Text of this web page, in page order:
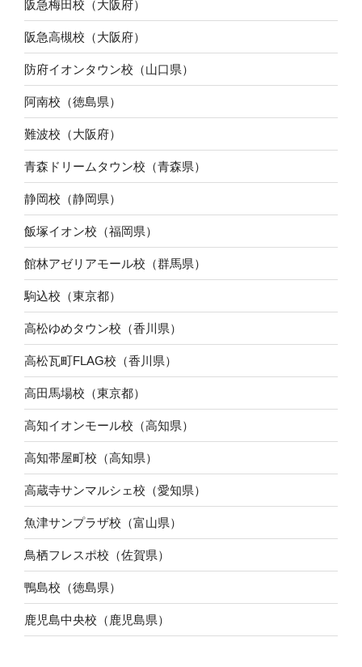
阪急梅田校（大阪府）
阪急高槻校（大阪府）
防府イオンタウン校（山口県）
阿南校（徳島県）
難波校（大阪府）
青森ドリームタウン校（青森県）
静岡校（静岡県）
飯塚イオン校（福岡県）
館林アゼリアモール校（群馬県）
駒込校（東京都）
高松ゆめタウン校（香川県）
高松瓦町FLAG校（香川県）
高田馬場校（東京都）
高知イオンモール校（高知県）
高知帯屋町校（高知県）
高蔵寺サンマルシェ校（愛知県）
魚津サンプラザ校（富山県）
鳥栖フレスポ校（佐賀県）
鴨島校（徳島県）
鹿児島中央校（鹿児島県）